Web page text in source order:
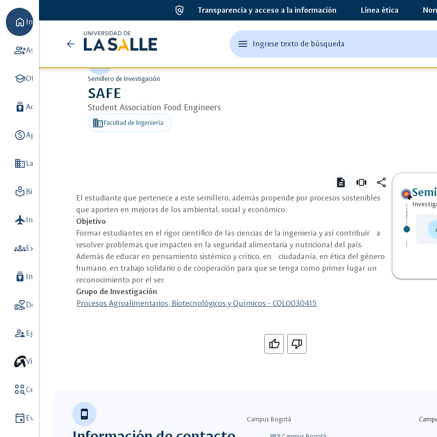
policy Transparencia y acceso a la información Línea ética
arrow_back
Universidad
de
la
Salle
menu
abrir
Ingrese texto de búsqueda
edit
Ingrese
home Inicio
group_addAspirantes
schoolOferta académica
batch_prediction Admisiones y Registro
paidApoyo Financiero
DomainLa Universidad
local_library Biblioteca
flightInternacionalización
groupsExtensión y Vinculación con el medio
batch_prediction Investigación
volunteer_activismDonaciones
supervisor_accountEgresados
Vive unisalle
action_keyCentros y Observatorios
event Eventos
ads_click Detalle de SAFE
Semillero de Investigación
SAFE
Student Association Food Engineers
businessFacultad de Ingeniería
description view_carousel share
Compartir
El estudiante que pertenece a este semillero, además propende por procesos sostenibles
que aporten en mejoras de los ambiental, social y económico.
Objetivo
Formar estudiantes en el rigor científico de las ciencias de la ingeniería y así contribuir a
resolver problemas que impacten en la seguridad alimentaria y nutricional del país.
Además de educar en pensamiento sistémico y crítico, en ciudadanía, en ética del género
humano, en trabajo solidario o de cooperación para que se tenga como primer lugar un
reconocimiento por el ser.
Grupo de Investigación
Procesos Agroalimentarios, Biotecnológicos y Químicos - COL0030415
Si No
phone_android Campus Bogotá